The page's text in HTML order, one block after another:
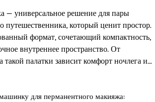
— универсальное решение для пары
путешественника, который ценит простор.
формат, сочетающий компактность,
внутреннее пространство. От
такой палатки зависит комфорт ночлега и…
для перманентного макияжа: